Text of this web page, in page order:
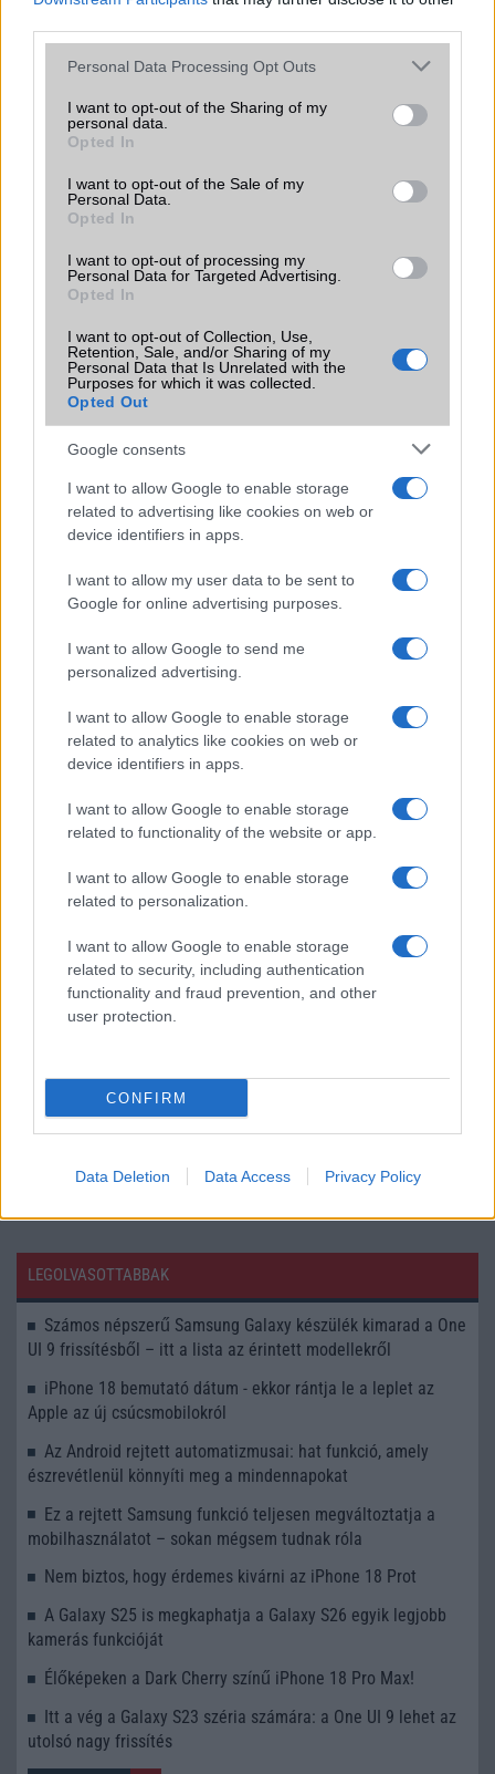
Please note that this website/app uses one or more Google
not limited to your visit or usage behaviour. You may click to
grant or deny consent to Google and its third-party tags to
use your data for below specified purposes in below Google
consent section.
Personal Data Processing Opt Outs
I want to opt-out of the Sharing of my
personal data.
Opted In
I want to opt-out of the Sale of my
Personal Data.
Opted In
I want to opt-out of processing my
Personal Data for Targeted Advertising.
Opted In
I want to opt-out of Collection, Use,
Retention, Sale, and/or Sharing of my
Personal Data that Is Unrelated with the
Purposes for which it was collected.
Opted Out
Google consents
I want to allow Google to enable storage
related to advertising like cookies on web or
device identifiers in apps.
I want to allow my user data to be sent to
Google for online advertising purposes.
I want to allow Google to send me
personalized advertising.
I want to allow Google to enable storage
related to analytics like cookies on web or
device identifiers in apps.
I want to allow Google to enable storage
related to functionality of the website or app.
I want to allow Google to enable storage
related to personalization.
I want to allow Google to enable storage
related to security, including authentication
functionality and fraud prevention, and other
user protection.
CONFIRM
Data Deletion Data Access Privacy Policy
mellett a régóta pletykált hajlítható iPhone Ultra is
bemutatkozhat, miközben az áremelésekről szóló
Az Android rejtett automatizmusai: hat
meg a mindennapokat
2026.06.14
Sok felhasználó külön alkalmazásokra esküszik, pedig az
Android már évek óta olyan intelligens funkciókat kínál,
amelyek maguktól dolgoznak a háttérben.
Ez a rejtett Samsung funkció teljesen
megváltoztatja a mobilhasználatot –
sokan mégsem tudnak róla
2026.07.12
Az Edge Panel az egyik leghasznosabb funkció, amely
jelentősen felgyorsítja a mindennapi használatot,
miközben a Pixel telefonokból továbbra is hiányzik.
KAPCSOLÓDÓ HÍREK
A Telekom a legjobb Európában
Lenyűgöző kijelzővel, mesterséges intelligenciával és
hosszú szoftvertámogatással mutatkozott be a Samsung
Galaxy A27 5G
mellett a realme jövője is bizonytalanná válhat
Európából és Észak-Amerikából
A Tomorrowland Belgium 2026 fesztivál fő partnere az
Akár 19 nap egyetlen töltéssel: bemutatkozott a Nokia 123
Shield, amely szándékosan nem akar okostelefon lenni
Bemutatkozott a CMF Clip Pro: a Nothing első nyitott
kialakítású fülre csíptethető vezeték nélküli fülhallgatója
További hírek
LEGOLVASOTTABBAK
Számos népszerű Samsung Galaxy készülék kimarad a One
UI 9 frissítésből – itt a lista az érintett modellekről
iPhone 18 bemutató dátum - ekkor rántja le a leplet az
Apple az új csúcsmobilokról
Az Android rejtett automatizmusai: hat funkció, amely
észrevétlenül könnyíti meg a mindennapokat
Ez a rejtett Samsung funkció teljesen megváltoztatja a
mobilhasználatot – sokan mégsem tudnak róla
Nem biztos, hogy érdemes kivárni az iPhone 18 Prot
A Galaxy S25 is megkaphatja a Galaxy S26 egyik legjobb
kamerás funkcióját
Élőképeken a Dark Cherry színű iPhone 18 Pro Max!
Itt a vég a Galaxy S23 széria számára: a One UI 9 lehet az
utolsó nagy frissítés